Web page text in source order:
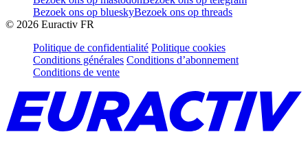
Bezoek ons op blueskyBezoek ons op threads
© 2026 Euractiv FR
Politique de confidentialité Politique cookies
Conditions générales Conditions d’abonnement
Conditions de vente